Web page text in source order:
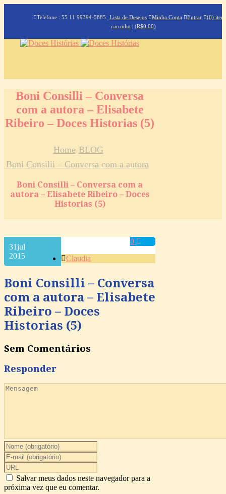
Telefone : 55 11 99394-5885 Lista de Desejos Minha Conta Entrar
(0)
carrinho | (R$0.00)
Boni Consilli – Conversa
com a autora – Elisabete
Ribeiro – Doces Historias (5)
Home BLOG
Boni Consilii – Conversa com a autora
Boni Consilli – Conversa com a
autora – Elisabete Ribeiro – Doces
Historias (5)
31jul
2015
0
Boni Consilli – Conversa
com a autora – Elisabete
Ribeiro – Doces
Historias (5)
Claudia
Sem Comentários
Responder
Salvar meus dados neste navegador para a
próxima vez que eu comentar.